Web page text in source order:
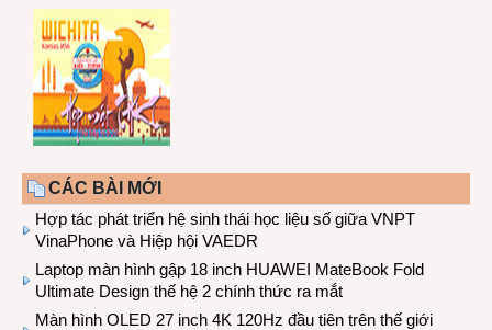
CÁC BÀI MỚI
Hợp tác phát triển hệ sinh thái học liệu số giữa VNPT
VinaPhone và Hiệp hội VAEDR
Laptop màn hình gập 18 inch HUAWEI MateBook Fold
Ultimate Design thế hệ 2 chính thức ra mắt
Màn hình OLED 27 inch 4K 120Hz đầu tiên trên thế giới